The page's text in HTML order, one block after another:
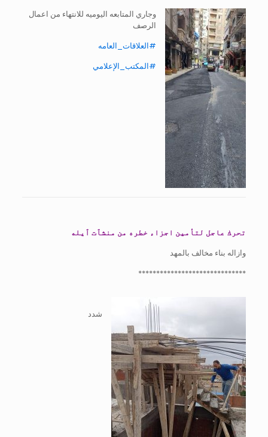
وجاري المتابعه اليوميه للانتهاء من اعمال
الرصف
#العلاقات_العامه
#المكتب_الإعلامي
تحرك عاجل لتأمين اجزاء خطره من منشٱت ٱيله
وازاله بناء مخالف بالمهد
******************************
شدد